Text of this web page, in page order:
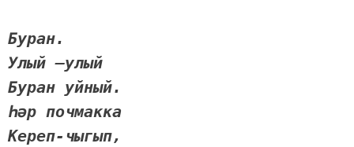
Буран.
Улый –улый
Буран уйный.
Һәр почмакка
Кереп-чыгып,